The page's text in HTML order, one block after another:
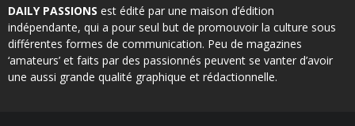
DAILY PASSIONS est édité par une maison d’édition
indépendante, qui a pour seul but de promouvoir la culture sous
différentes formes de communication. Peu de magazines
‘amateurs’ et faits par des passionnés peuvent se vanter d’avoir
une aussi grande qualité graphique et rédactionnelle.